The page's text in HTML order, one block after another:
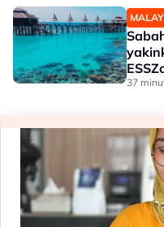
37